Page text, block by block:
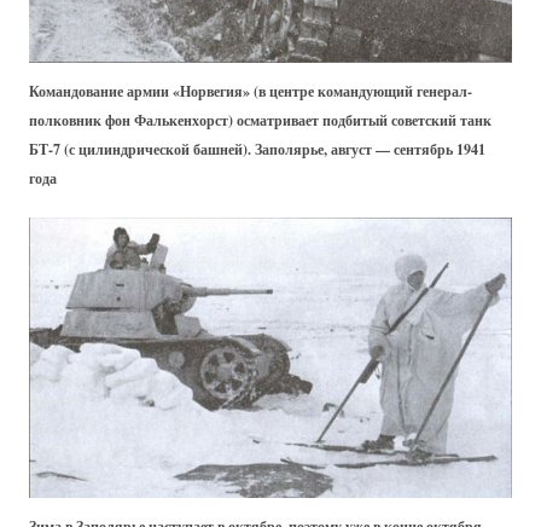
Командование армии «Норвегия» (в центре командующий генерал-
полковник фон Фалькенхорст) осматривает подбитый советский танк
БТ-7 (с цилиндрической башней). Заполярье, август — сентябрь 1941
года